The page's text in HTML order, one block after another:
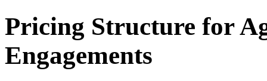
Pricing Structure for
Engagements